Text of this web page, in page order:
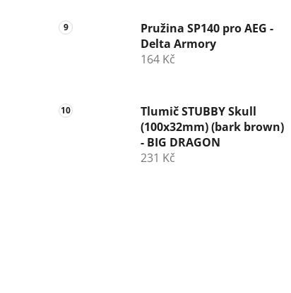
Pružina SP140 pro AEG -
Delta Armory
164 Kč
Tlumič STUBBY Skull
(100x32mm) (bark brown)
- BIG DRAGON
231 Kč